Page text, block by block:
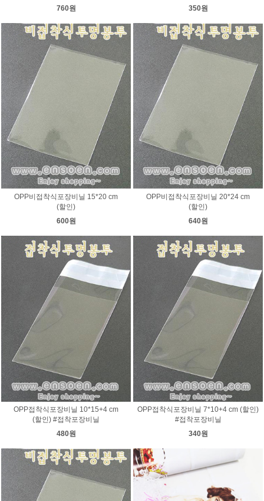
760원 350원
OPP비접착식포장비닐 15*20 cm
(할인)
600원
OPP비접착식포장비닐 20*24 cm
(할인)
640원
OPP접착식포장비닐 10*15+4 cm
(할인) #접착포장비닐
480원
OPP접착식포장비닐 7*10+4 cm (할인)
#접착포장비닐
340원